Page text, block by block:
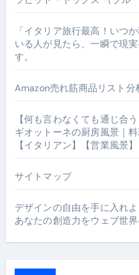
「イタリア旅行最高！いつ
いる人が見たら、一瞬で現
す。
Amazon売れ筋商品リスト分
【何も言わなくても通じ合
ギオットーネの厨房風景｜
【イタリアン】【営業風景】
サイトマップ
デザインの自由を手に入れ
あなたの創造力をウェブ世